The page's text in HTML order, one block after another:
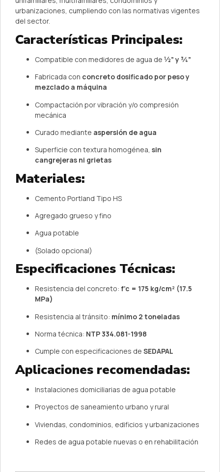
urbanizaciones, cumpliendo con las normativas vigentes
del sector.
Características Principales:
Compatible con medidores de agua de ½” y ¾”
Fabricada con concreto dosificado por peso y
mezclado a máquina
Compactación por vibración y/o compresión
mecánica
Curado mediante aspersión de agua
Superficie con textura homogénea, sin
cangrejeras ni grietas
Materiales:
Cemento Portland Tipo HS
Agregado grueso y fino
Agua potable
(Solado opcional)
Especificaciones Técnicas:
Resistencia del concreto: f’c = 175 kg/cm² (17.5
MPa)
Resistencia al tránsito: mínimo 2 toneladas
Norma técnica: NTP 334.081-1998
Cumple con especificaciones de SEDAPAL
Aplicaciones recomendadas:
Instalaciones domiciliarias de agua potable
Proyectos de saneamiento urbano y rural
Viviendas, condominios, edificios y urbanizaciones
Redes de agua potable nuevas o en rehabilitación